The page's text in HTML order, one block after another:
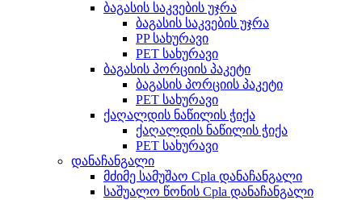
ბაგასის საკვების უჯრა
ბაგასის საკვების უჯრა
PP სახურავი
PET სახურავი
ბაგასის პორციის პაკეტი
ბაგასის პორციის პაკეტი
PET სახურავი
ქაღალდის ნაწილის ჭიქა
ქაღალდის ნაწილის ჭიქა
PET სახურავი
დანაჩანგალი
მძიმე სამუშაო Cpla დანაჩანგალი
საშუალო წონის Cpla დანაჩანგალი